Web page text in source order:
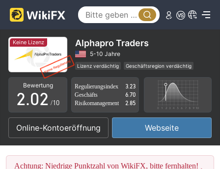
Keine Lizenz Alphapro Traders
5-10 Jahre
Lizenz verdächtig
Geschäftsregion verdächtig
Hohes potenzielles Risiko
Bewertung
0
1
2
3
4
5
.0
1
2
3
0
1
2
3
4
5
/10
Regulierungsindex
3.23
Geschäfts
6.70
Risikomanagement
2.85
Online-Kontoeröffnung Webseite
Achtung: Niedrige Punktzahl von WikiFX, bitte fernhalten!